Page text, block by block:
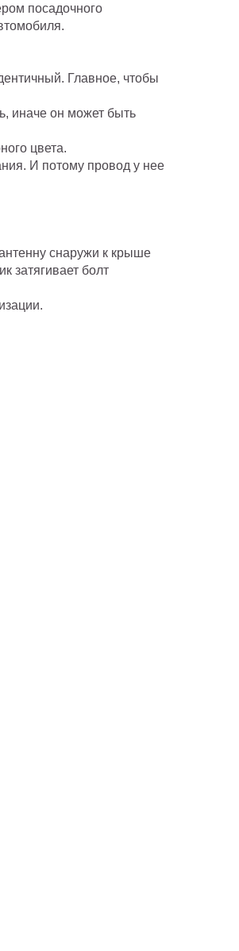
посадочного
Главное, чтобы
иначе он может быть
цвета.
И потому провод у нее
снаружи к крыше
затягивает болт